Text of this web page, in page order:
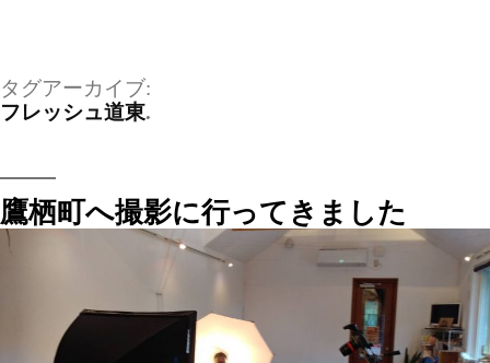
タグアーカイブ:
フレッシュ道東
鷹栖町へ撮影に行ってきました